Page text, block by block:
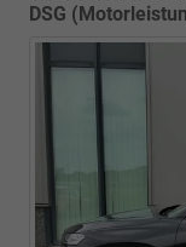
DSG